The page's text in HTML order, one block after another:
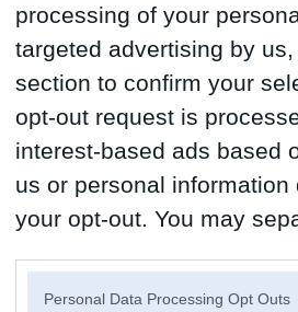
processing of your
targeted advertising by
section to confirm your
opt-out request is
interest-based ads based
us or personal
your opt-out. You may
Personal Data Processing Opt Outs